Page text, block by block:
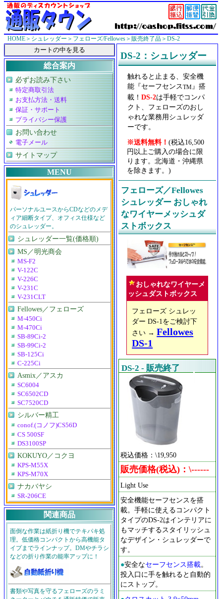
DS-2：シュレッダー
触れると止まる、安全機
能『セーフセンスTM』搭
載！ DS-2は手軽でコンパ
クト、フェローズのおし
ゃれな業務用シュレッダ
ーです。
※送料無料！ (税込16,500
円以上ご購入の場合に限
ります。北海道・沖縄県
を除きます。)
フェローズ／Fellowes
シュレッダー おしゃれ
なワイヤーメッシュダ
ストボックス
おしゃれなワイヤーメ
ッシュダストボックス
フェローズ シュレッ
ダー DS-1をご検討下
さい →Fellowes
DS-1
DS-2 - 販売終了
税込価格：\19,950
販売価格(税込)：\------
Light Use
安全機能セーフセンスを搭
載。手軽に使えるコンパクト
タイプのDS-2はインテリアに
もマッチするスタイリッシュ
なデザイン・シュレッダーで
す。
●安全なセーフセンス搭載。
投入口に手を触れると自動的
にストップ。
総合案内
必ずお読み下さい
特定商取引法
お支払方法・送料
保証・サポート
プライバシー保護
お問い合わせ
電子メール
サイトマップ
MENU
パーソナルユースからCDなどのメデ
ィア細断タイプ、オフィス仕様など
のシュレッダー。
シュレッダー一覧(価格順)
MS／明光商会
MS-F2
V-122C
V-226C
V-231C
V-231CLT
Fellowes／フェローズ
M-450Ci
M-470Ci
SB-89Ci-2
SB-99Ci-2
SB-125Ci
C-225Ci
Asmix／アスカ
SC6004
SC6502CD
SC7520CD
シルバー精工
conof.(コノフ)CS56D
CS 500SF
DS3100SP
KOKUYO／コクヨ
KPS-M55X
KPS-M70X
ナカバヤシ
SR-206CE
関連商品
面倒な作業は紙折り機でテキパキ処
理。低価格コンパクトから高機能タ
イプまでラインナップ。DMやチラシ
などの折り作業の能率アップに！
書類や写真を守るフェローズのラミ
HOME ＞ シュレッダー ＞ フェローズ/Fellowes ＞ 販売終了品 ＞DS-2